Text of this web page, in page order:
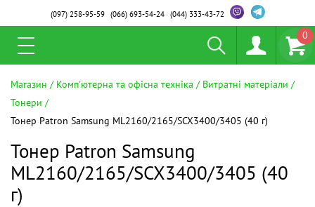
(097)258-95-59 (066)693-54-24 (044)333-43-72
0
Магазин Комп'ютерна та офісна техніка
Витратні матеріали
Тонери
Тонер Patron Samsung ML2160/2165/SCX3400/3405 (40 г)
Тонер Patron Samsung
ML2160/2165/SCX3400/3405 (40
г)